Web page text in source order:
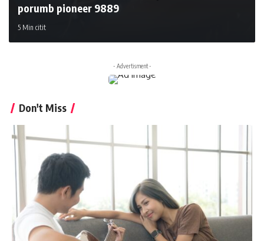
porumb pioneer 9889
5 Min citit
- Advertisment -
Don't Miss